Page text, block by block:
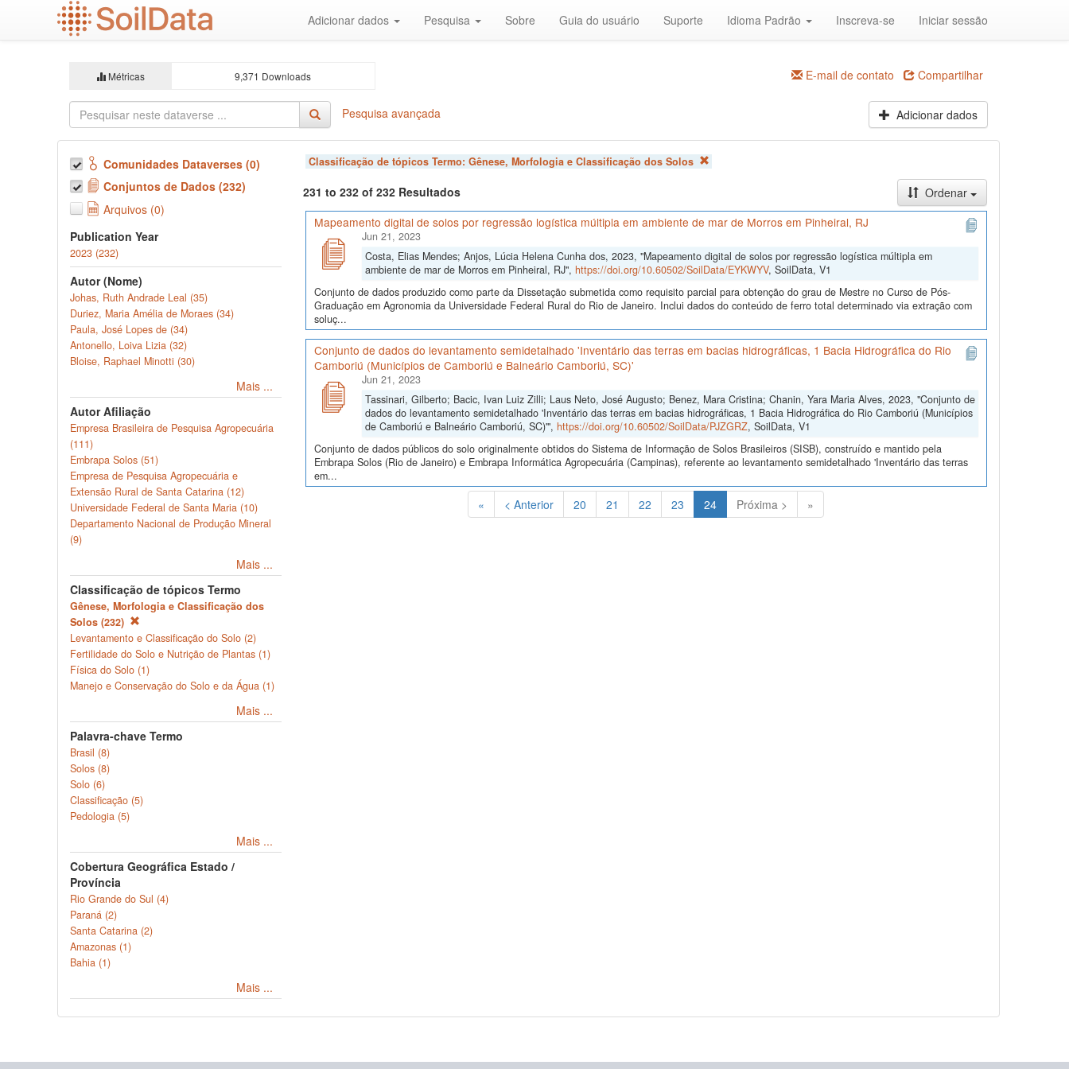
Adicionar dados Pesquisa Sobre Guia do usuário Suporte Idioma Padrão Inscreva-se Iniciar sessão
Métricas 9,371 Downloads E-mail de contato Compartilhar
Pesquisa avançada Adicionar dados
Comunidades Dataverses (0)
Conjuntos de Dados (232)
Arquivos (0)
Publication Year
2023 (232)
Autor (Nome)
Johas, Ruth Andrade Leal (35)
Duriez, Maria Amélia de Moraes (34)
Paula, José Lopes de (34)
Antonello, Loiva Lizia (32)
Bloise, Raphael Minotti (30)
Mais ...
Autor Afiliação
Empresa Brasileira de Pesquisa Agropecuária
(111)
Embrapa Solos (51)
Empresa de Pesquisa Agropecuária e
Extensão Rural de Santa Catarina (12)
Universidade Federal de Santa Maria (10)
Departamento Nacional de Produção Mineral
(9)
Mais ...
Classificação de tópicos Termo
Gênese, Morfologia e Classificação dos
Solos (232)
Levantamento e Classificação do Solo (2)
Fertilidade do Solo e Nutrição de Plantas (1)
Física do Solo (1)
Manejo e Conservação do Solo e da Água (1)
Mais ...
Palavra-chave Termo
Brasil (8)
Solos (8)
Solo (6)
Classificação (5)
Pedologia (5)
Mais ...
Cobertura Geográfica Estado /
Província
Rio Grande do Sul (4)
Paraná (2)
Santa Catarina (2)
Amazonas (1)
Bahia (1)
Mais ...
Classificação de tópicos Termo: Gênese, Morfologia e Classificação dos Solos
231 to 232 of 232 Resultados
Ordenar
Mapeamento digital de solos por regressão logística múltipla em ambiente de mar de Morros em Pinheiral, RJ
Jun 21, 2023
Costa, Elias Mendes; Anjos, Lúcia Helena Cunha dos, 2023, "Mapeamento digital de solos por regressão logística múltipla em
ambiente de mar de Morros em Pinheiral, RJ", https://doi.org/10.60502/SoilData/EYKWYV, SoilData, V1
Conjunto de dados produzido como parte da Dissetação submetida como requisito parcial para obtenção do grau de Mestre no Curso de Pós-
Graduação em Agronomia da Universidade Federal Rural do Rio de Janeiro. Inclui dados do conteúdo de ferro total determinado via extração com
soluç...
Conjunto de dados do levantamento semidetalhado 'Inventário das terras em bacias hidrográficas, 1 Bacia Hidrográfica do Rio
Camboriú (Municípios de Camboriú e Balneário Camboriú, SC)'
Jun 21, 2023
Tassinari, Gilberto; Bacic, Ivan Luiz Zilli; Laus Neto, José Augusto; Benez, Mara Cristina; Chanin, Yara Maria Alves, 2023, "Conjunto de
dados do levantamento semidetalhado 'Inventário das terras em bacias hidrográficas, 1 Bacia Hidrográfica do Rio Camboriú (Municípios
de Camboriú e Balneário Camboriú, SC)'", https://doi.org/10.60502/SoilData/PJZGRZ, SoilData, V1
Conjunto de dados públicos do solo originalmente obtidos do Sistema de Informação de Solos Brasileiros (SISB), construído e mantido pela
Embrapa Solos (Rio de Janeiro) e Embrapa Informática Agropecuária (Campinas), referente ao levantamento semidetalhado 'Inventário das terras
em...
« < Anterior 20 21 22 23 24(Atual)Próxima > »